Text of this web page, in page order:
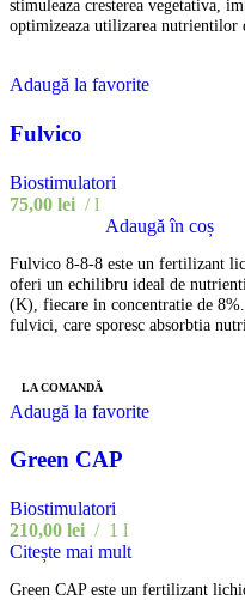
stimuleaza cresterea vegetativa,
optimizeaza utilizarea nutrientilor
Adaugă la favorite
Fulvico
Biostimulatori
75,00 lei
l
Adaugă în coș
Fulvico 8-8-8 este un fertilizant
oferi un echilibru ideal de
(K), fiecare in concentratie de
fulvici, care sporesc absorbtia
LA COMANDĂ
Adaugă la favorite
Green CAP
Biostimulatori
210,00 lei
1 l
Citește mai mult
Green CAP este un fertilizant